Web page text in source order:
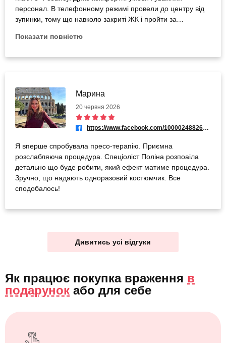
персонал. В телефонному режимі провели до центру від
зупинки, тому що навколо закриті ЖК і пройти за
позитивне. Їду на другий сеанс
Показати повністю
Марина
20 червня 2026
https://www.facebook.com/100002488269500
Я вперше спробувала пресо-терапію. Приємна
розслабляюча процедура. Спеціоліст Поліна розпоаіла
детально що буде робити, який ефект матиме процедура.
Зручно, що надають одноразовий костюмчик. Все
сподобалось!
Дивитись усі відгуки
Як працює покупка враження в
подарунок або для себе